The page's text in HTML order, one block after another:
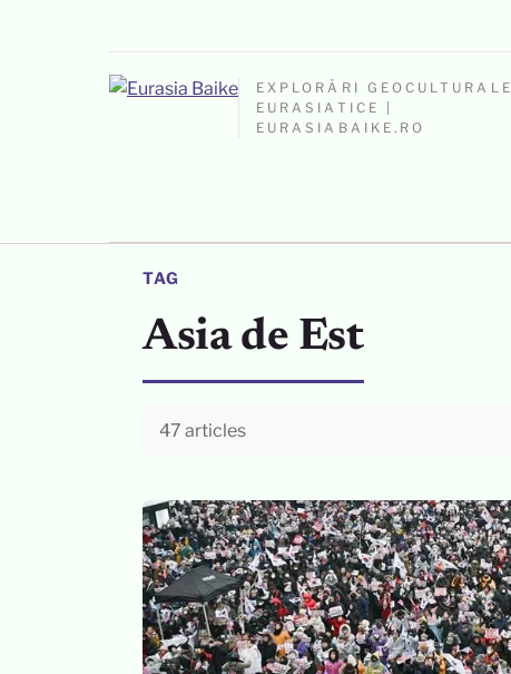
EXPLORĂRI GEOCULTURALE
EURASIATICE |
EURASIABAIKE.RO
TAG
Asia de Est
47 articles